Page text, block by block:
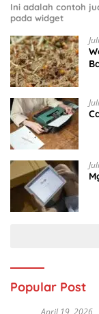
Ini adalah contoh
pada widget
Popular Post
April 19, 2026